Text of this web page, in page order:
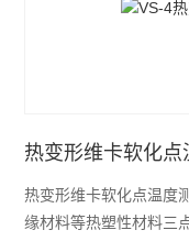
热变形维卡软化点
热变形维卡软化点温度
缘材料等热塑性材料三